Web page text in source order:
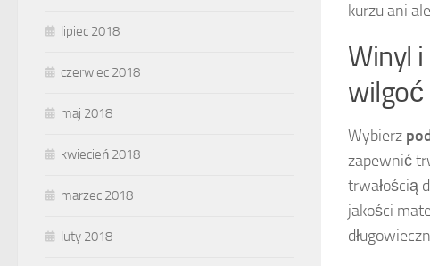
kurzu ani
Winyl
wilgoć
Wybierz
zapewnić
trwałością
jakości
lipiec 2018
czerwiec 2018
maj 2018
kwiecień 2018
marzec 2018
luty 2018